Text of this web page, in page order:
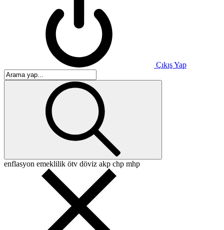
Çıkış Yap
enflasyon emeklilik ötv döviz akp chp mhp